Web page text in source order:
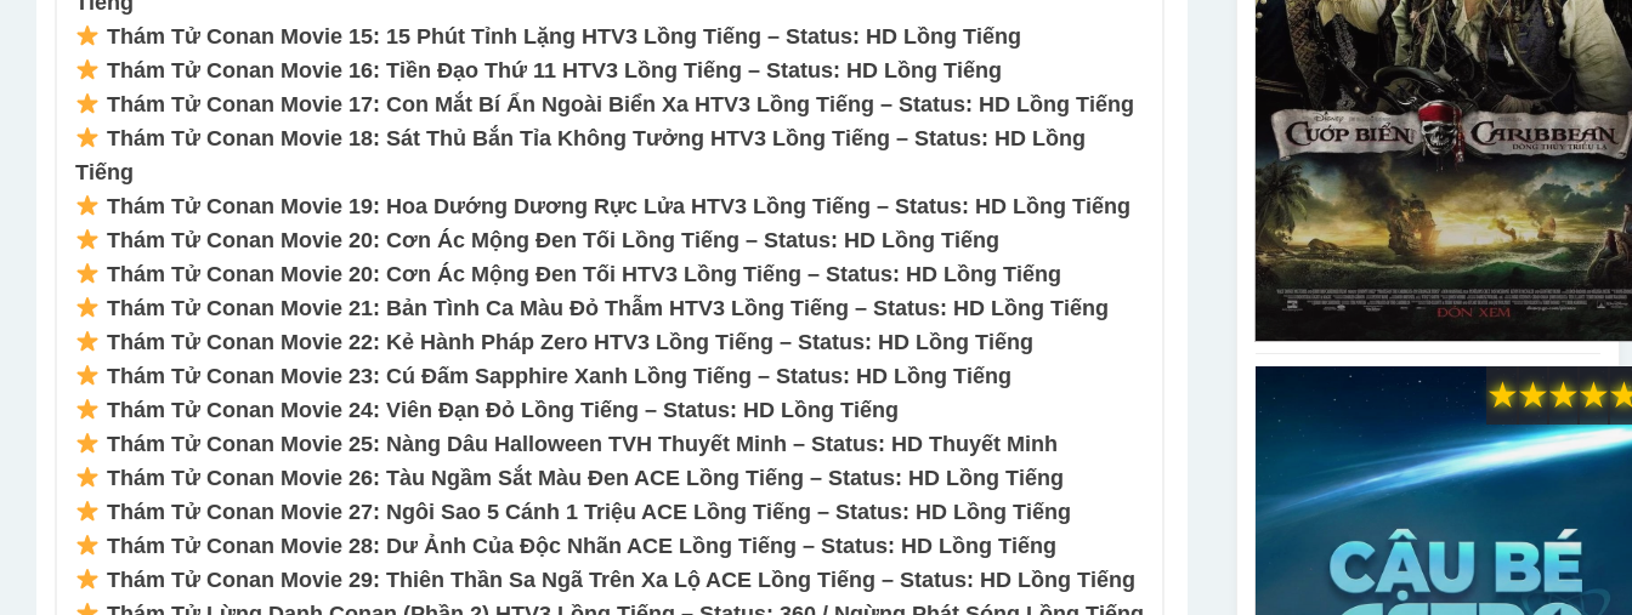
Thám Tử Conan Movie 15: 15 Phút Tỉnh Lặng HTV3 Lồng Tiếng – Status: HD Lồng Tiếng
Thám Tử Conan Movie 16: Tiền Đạo Thứ 11 HTV3 Lồng Tiếng – Status: HD Lồng Tiếng
Thám Tử Conan Movie 17: Con Mắt Bí Ẩn Ngoài Biển Xa HTV3 Lồng Tiếng – Status: HD Lồng Tiếng
Thám Tử Conan Movie 18: Sát Thủ Bắn Tỉa Không Tưởng HTV3 Lồng Tiếng – Status: HD Lồng
Tiếng
Thám Tử Conan Movie 19: Hoa Dướng Dương Rực Lửa HTV3 Lồng Tiếng – Status: HD Lồng Tiếng
Thám Tử Conan Movie 20: Cơn Ác Mộng Đen Tối Lồng Tiếng – Status: HD Lồng Tiếng
Thám Tử Conan Movie 20: Cơn Ác Mộng Đen Tối HTV3 Lồng Tiếng – Status: HD Lồng Tiếng
Thám Tử Conan Movie 21: Bản Tình Ca Màu Đỏ Thẫm HTV3 Lồng Tiếng – Status: HD Lồng Tiếng
Thám Tử Conan Movie 22: Kẻ Hành Pháp Zero HTV3 Lồng Tiếng – Status: HD Lồng Tiếng
Thám Tử Conan Movie 23: Cú Đấm Sapphire Xanh Lồng Tiếng – Status: HD Lồng Tiếng
Thám Tử Conan Movie 24: Viên Đạn Đỏ Lồng Tiếng – Status: HD Lồng Tiếng
Thám Tử Conan Movie 25: Nàng Dâu Halloween TVH Thuyết Minh – Status: HD Thuyết Minh
Thám Tử Conan Movie 26: Tàu Ngầm Sắt Màu Đen ACE Lồng Tiếng – Status: HD Lồng Tiếng
Thám Tử Conan Movie 27: Ngôi Sao 5 Cánh 1 Triệu ACE Lồng Tiếng – Status: HD Lồng Tiếng
Thám Tử Conan Movie 28: Dư Ảnh Của Độc Nhãn ACE Lồng Tiếng – Status: HD Lồng Tiếng
Thám Tử Conan Movie 29: Thiên Thần Sa Ngã Trên Xa Lộ ACE Lồng Tiếng – Status: HD Lồng Tiếng
★
★
★
★